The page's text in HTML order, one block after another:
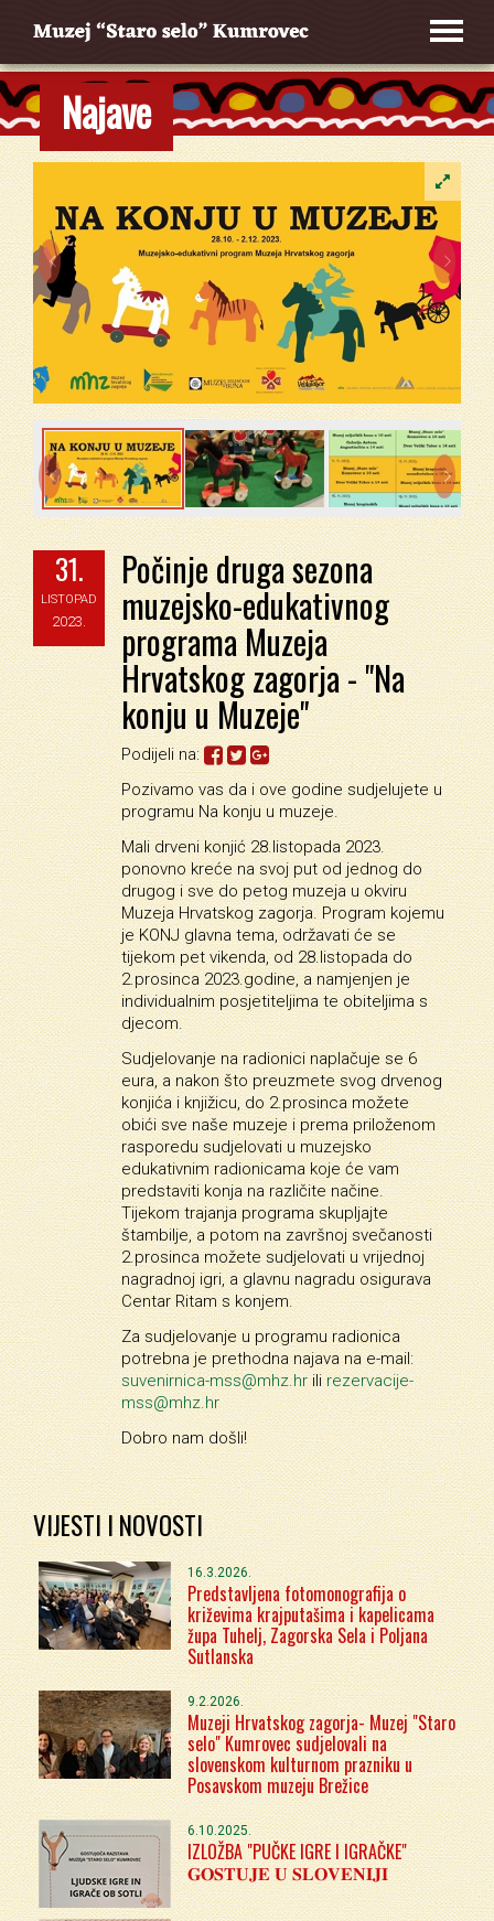
Najave
 
 
31.
LISTOPAD
2023.
Počinje druga sezona
muzejsko-edukativnog
programa Muzeja
Hrvatskog zagorja - "Na
konju u Muzeje"
Podijeli na:
Pozivamo vas da i ove godine sudjelujete u
programu Na konju u muzeje.
Mali drveni konjić 28.listopada 2023.
ponovno kreće na svoj put od jednog do
drugog i sve do petog muzeja u okviru
Muzeja Hrvatskog zagorja. Program kojemu
je KONJ glavna tema, održavati će se
tijekom pet vikenda, od 28.listopada do
2.prosinca 2023.godine, a namjenjen je
individualnim posjetiteljima te obiteljima s
djecom.
Sudjelovanje na radionici naplačuje se 6
eura, a nakon što preuzmete svog drvenog
konjića i knjižicu, do 2.prosinca možete
obići sve naše muzeje i prema priloženom
rasporedu sudjelovati u muzejsko
edukativnim radionicama koje će vam
predstaviti konja na različite načine.
Tijekom trajanja programa skupljajte
štambilje, a potom na završnoj svečanosti
2.prosinca možete sudjelovati u vrijednoj
nagradnoj igri, a glavnu nagradu osigurava
Centar Ritam s konjem.
Za sudjelovanje u programu radionica
potrebna je prethodna najava na e-mail:
suvenirnica-mss@mhz.hrilirezervacije-
mss@mhz.hr
Dobro nam došli!
VIJESTI I NOVOSTI
16.3.2026.
Predstavljena fotomonografija o
križevima krajputašima i kapelicama
župa Tuhelj, Zagorska Sela i Poljana
Sutlanska
9.2.2026.
Muzeji Hrvatskog zagorja- Muzej "Staro
selo" Kumrovec sudjelovali na
slovenskom kulturnom prazniku u
Posavskom muzeju Brežice
6.10.2025.
IZLOŽBA "PUČKE IGRE I IGRAČKE"
𝐆𝐎𝐒𝐓𝐔𝐉𝐄 𝐔 𝐒𝐋𝐎𝐕𝐄𝐍𝐈𝐉𝐈